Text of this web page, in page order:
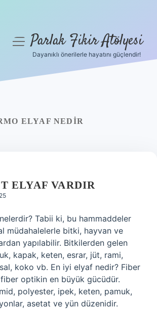
menüyüParlak Fikir Atölyesi
Dayanıklı önerilerle hayatını güçlendir!
ELYAF NEDIR
ELYAF VARDIR
Tabii ki, bu hammaddeler
müdahalelerle bitki, hayvan ve
yapılabilir. Bitkilerden gelen
kapak, keten, esrar, jüt, rami,
koko vb. En iyi elyaf nedir? Fiber
optikin en büyük gücüdür.
polyester, ipek, keten, pamuk,
asetat ve yün düzenidir.